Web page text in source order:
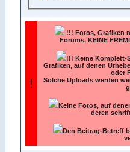
!
!!! Fotos, Grafiken
Forums, KEINE
!!! Keine Komplett-
Grafiken, auf denen
oder
Solche Uploads werden
Keine Fotos, auf
deren
Den Beitrag-Betreff